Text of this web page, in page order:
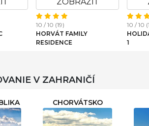
ZOBRAZIŤ
10 / 10 (19)
HORVÁT FAMILY
RESIDENCE
10 / 10
1
V ZAHRANIČÍ
CHORVÁTSKO